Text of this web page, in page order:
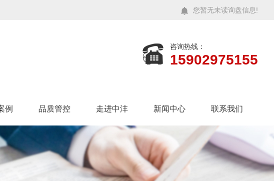
您暂无未读询盘信息!
咨询热线：
15902975155
例 品质管控 走进中沣 新闻中心 联系我们